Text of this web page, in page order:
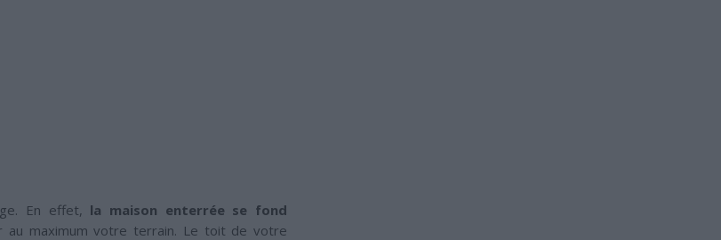
En effet, la maison enterrée se fond
au maximum votre terrain. Le toit de votre